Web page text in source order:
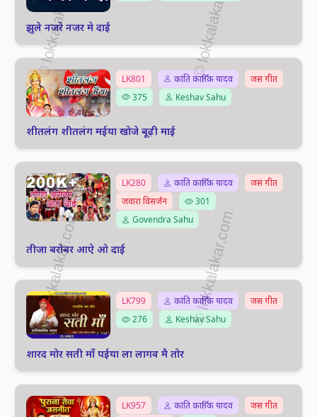
झुले नजरे नजर मे दाई
LK801 कांति कार्तिक यादव
जस गीत
375
Keshav Sahu
शीतलंग शीतलंग मईया खोजे बूढ़ी माई
LK280 कांति कार्तिक यादव
जस गीत
जवारा विसर्जन
301
Govendra Sahu
तीजा बरोबर आऐ ओ दाई
LK799 कांति कार्तिक यादव
जस गीत
276
Keshav Sahu
शारद मोर सती माँ पईया ला लागव मै तोर
LK957 कांति कार्तिक यादव
जस गीत